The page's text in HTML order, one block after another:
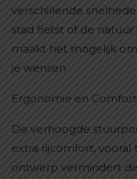
verschillende
stad fietst of de
maakt het mogelijk
je wensen.
Ergonomie en Comfort
De verhoogde
extra rijcomfort,
ontwerp vermindert